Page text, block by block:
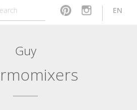
EN
Guy